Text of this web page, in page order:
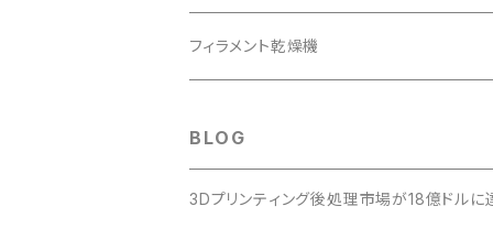
フィラメント乾燥機
BLOG
3Dプリンティング後処理市場が18億ドルに